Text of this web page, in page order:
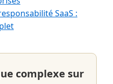
SaaS :
complexe sur